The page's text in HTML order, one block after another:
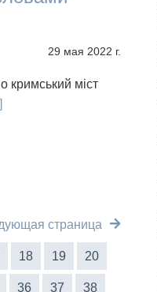
29 мая 2022 г.
кримський міст
страница
18 19 20
36 37 38